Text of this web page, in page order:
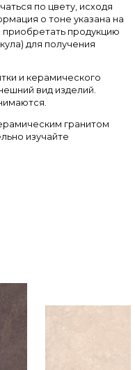
по цвету, исходя
о тоне указана на
продукцию
для получения
и керамического
вид изделий.
гранитом
изучайте